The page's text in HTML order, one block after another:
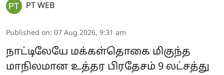
PT WEB
Published on: 07 Aug 2026, 9:31 am
நாட்டிலேயே மக்கள்தொகை மிகுந்த
மாநிலமான உத்தர பிரதேசம் 9 லட்சத்து